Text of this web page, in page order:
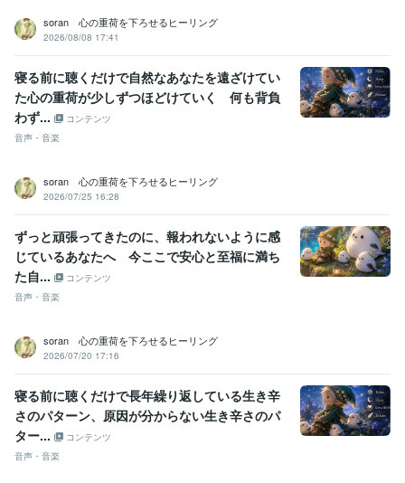
soran 心の重荷を下ろせるヒーリング
2026/08/08 17:41
寝る前に聴くだけで自然なあなたを遠ざけてい
た心の重荷が少しずつほどけていく 何も背負
わず...
コンテンツ
音声・音楽
soran 心の重荷を下ろせるヒーリング
2026/07/25 16:28
ずっと頑張ってきたのに、報われないように感
じているあなたへ 今ここで安心と至福に満ち
た自...
コンテンツ
音声・音楽
soran 心の重荷を下ろせるヒーリング
2026/07/20 17:16
寝る前に聴くだけで長年繰り返している生き辛
さのパターン、原因が分からない生き辛さのパ
ター...
コンテンツ
音声・音楽